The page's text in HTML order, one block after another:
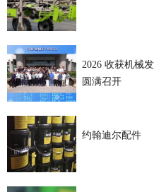
2026 收获机械
圆满召开
约翰迪尔配件